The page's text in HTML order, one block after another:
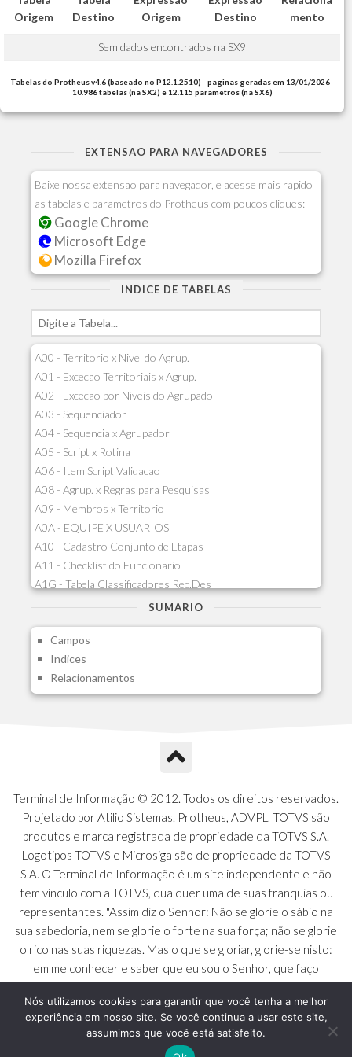
Origem
Destino
Origem
Destino
mento
Sem dados encontrados na SX9
Tabelas do Protheus v4.6 (baseado no P12.1.2510) - paginas geradas em 13/01/2026 -
10.986 tabelas (na SX2) e 12.115 parametros (na SX6)
EXTENSAO PARA NAVEGADORES
Baixe nossa extensao para navegador, e acesse mais rapido
as tabelas e parametros do Protheus com poucos cliques:
Google Chrome
Microsoft Edge
Mozilla Firefox
INDICE DE TABELAS
A00 - Territorio x Nivel do Agrup.
A01 - Excecao Territoriais x Agrup.
A02 - Excecao por Niveis do Agrupado
A03 - Sequenciador
A04 - Sequencia x Agrupador
A05 - Script x Rotina
A06 - Item Script Validacao
A08 - Agrup. x Regras para Pesquisas
A09 - Membros x Territorio
A0A - EQUIPE X USUARIOS
A10 - Cadastro Conjunto de Etapas
A11 - Checklist do Funcionario
A1G - Tabela Classificadores Rec.Des
A1H - Itens Tabela Classif.Rec.Desp.
A1J - Itens Aglutinadores Visao
A1N - Tipos de Card
A1O - Cards Dashboard
A1P - Tipos de Charts
A1S - Notificacoes do Vendedor
A1U - Intermediadores
A1V - Schemas - Gestao de Vendas
A1W - Campos do Schema
A1X - CFDI Complemento Carta Porte
A1Y - Carta Porte - Localizacoes
A1Z - Carta Porte - Operadores
A20 - Nota Explicativa - PCO
A21 - FONTES FINANC.PPA
A22 - Itens Fontes Financ.PPA
A23 - Inflacao para metas anuais
A24 - PIB Estadual para metas anuais
A25 - Receitas e Despesas Metais Anu
A26 - Deducao da Receita - MCASP
A27 - Divida Publica - Metas Aunias
SUMARIO
Campos
Indices
Relacionamentos
Terminal de Informação © 2012. Todos os direitos reservados.
Projetado por Atilio Sistemas. Protheus, ADVPL, TOTVS são
produtos e marca registrada de propriedade da TOTVS S.A.
Logotipos TOTVS e Microsiga são de propriedade da TOTVS
S.A. O Terminal de Informação é um site independente e não
tem vínculo com a TOTVS, qualquer uma de suas franquias ou
representantes. "Assim diz o Senhor: Não se glorie o sábio na
sua sabedoria, nem se glorie o forte na sua força; não se glorie
o rico nas suas riquezas. Mas o que se gloriar, glorie-se nisto:
em me conhecer e saber que eu sou o Senhor, que faço
Nós utilizamos cookies para garantir que você tenha a melhor
experiência em nosso site. Se você continua a usar este site,
assumimos que você está satisfeito.